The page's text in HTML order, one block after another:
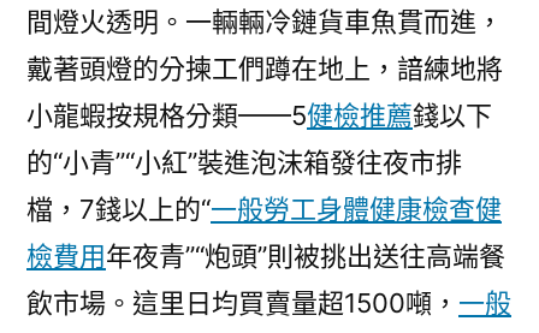
秀
傳
健
檢
千
級
財
產〉
間燈火透明。一輛輛冷鏈貨車魚貫而進，
戴著頭燈的分揀工們蹲在地上，諳練地將
小龍蝦按規格分類——5健檢推薦錢以下
的“小青”“小紅”裝進泡沫箱發往夜市排
檔，7錢以上的“一般勞工身體健康檢查健
檢費用年夜青”“炮頭”則被挑出送往高端餐
飲市場。這里日均買賣量超1500噸， 一般